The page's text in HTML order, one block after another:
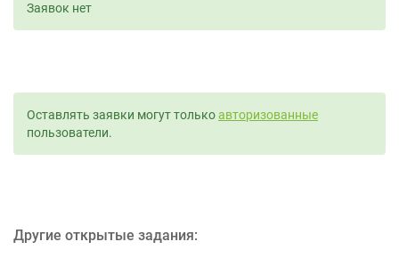
Заявок нет
Оставлять заявки могут толькоавторизованные
пользователи.
Другие открытые задания: